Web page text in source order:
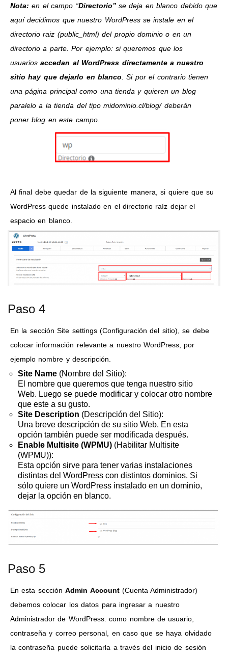
Nota: en el campo “Directorio”se deja en blanco debido que
aquí decidimos que nuestro WordPress se instale en el
directorio raiz (public_html) del propio dominio o en un
directorio a parte. Por ejemplo: si queremos que los
usuariosaccedan al WordPress directamente a nuestro
sitio hay que dejarlo en blanco . Si por el contrario tienen
una página principal como una tienda y quieren un blog
paralelo a la tienda del tipo midominio.cl/blog/ deberán
poner blog en este campo.
Al final debe quedar de la siguiente manera, si quiere que su
WordPress quede instalado en el directorio raíz dejar el
espacio en blanco.
Paso 4
En la sección Site settings (Configuración del sitio), se debe
colocar información relevante a nuestro WordPress, por
ejemplo nombre y descripción.
Site Name (Nombre del Sitio):
El nombre que queremos que tenga nuestro sitio
Web. Luego se puede modificar y colocar otro nombre
que este a su gusto.
Site Description (Descripción del Sitio):
Una breve descripción de su sitio Web. En esta
opción también puede ser modificada después.
Enable Multisite (WPMU) (Habilitar Multisite
(WPMU)):
Esta opción sirve para tener varias instalaciones
distintas del WordPress con distintos dominios. Si
sólo quiere un WordPress instalado en un dominio,
dejar la opción en blanco.
Paso 5
En esta secciónAdmin Account(Cuenta Administrador)
debemos colocar los datos para ingresar a nuestro
Administrador de WordPress. como nombre de usuario,
contraseña y correo personal, en caso que se haya olvidado
la contraseña puede solicitarla a través del inicio de sesión